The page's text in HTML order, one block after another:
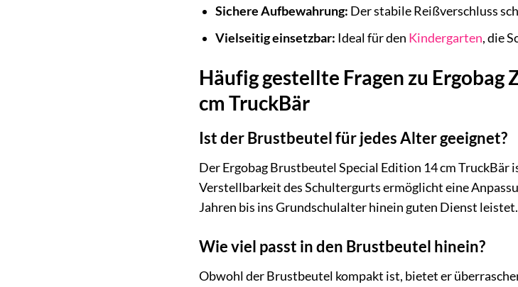
Sichere Aufbewahrung: Der stabile Reißverschluss
Vielseitig einsetzbar: Ideal für den Kindergarten, die
Häufig gestellte Fragen zu
cm TruckBär
Ist der Brustbeutel für jedes Alter geeignet?
Der Ergobag Brustbeutel Special Edition 14 cm
Verstellbarkeit des Schultergurts ermöglicht eine
Jahren bis ins Grundschulalter hinein guten Dienst
Wie viel passt in den Brustbeutel hinein?
Obwohl der Brustbeutel kompakt ist, bietet er